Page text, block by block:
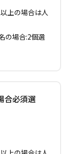
上の場合は人
の場合:2個選
合必須選